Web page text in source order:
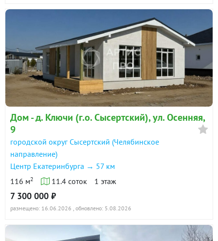
Дом - д. Ключи (г.о. Сысертский), ул. Осенняя,
9
городской округ Сысертский (Челябинское
направление)
Центр Екатеринбурга → 57 км
116 м2 11.4 соток 1 этаж
7 300 000 ₽
размещено: 16.06.2026 , обновлено: 5.08.2026